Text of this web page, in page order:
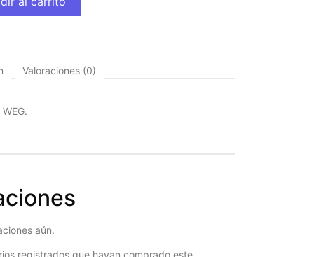
Valoraciones (0)
aún.
registrados que hayan comprado este